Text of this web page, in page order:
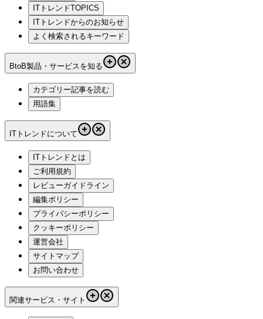
ITトレンドTOPICS
ITトレンドからのお知らせ
よく検索されるキーワード
BtoB製品・サービスを知る
カテゴリー記事を読む
用語集
ITトレンドについて
ITトレンドとは
ご利用規約
レビューガイドライン
編集ポリシー
プライバシーポリシー
クッキーポリシー
運営会社
サイトマップ
お問い合わせ
関連サービス・サイト